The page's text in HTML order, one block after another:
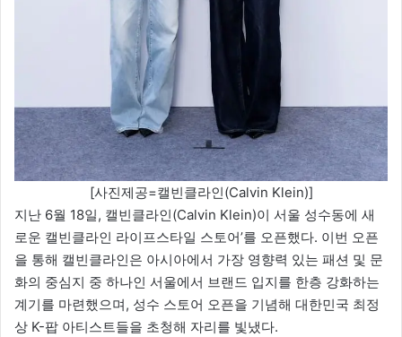
[사진제공=캘빈클라인(Calvin Klein)]
지난 6월 18일, 캘빈클라인(Calvin Klein)이 서울 성수동에 새
로운 캘빈클라인 라이프스타일 스토어’를 오픈했다. 이번 오픈
을 통해 캘빈클라인은 아시아에서 가장 영향력 있는 패션 및 문
화의 중심지 중 하나인 서울에서 브랜드 입지를 한층 강화하는
계기를 마련했으며, 성수 스토어 오픈을 기념해 대한민국 최정
상 K-팝 아티스트들을 초청해 자리를 빛냈다.